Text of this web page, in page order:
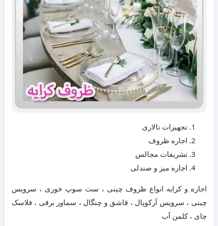
تجهیزات تالاری
اجاره ظروف
تشریفات مجالس
اجاره میز و صندلی
اجاره و کرایه انواع ظروف چینی ، ست سوپ خوری ، سرویس
چینی ، سرویس آرکوپال ، قاشق و چنگال ، سماور برقی ، فلاسک
چای ، کلمن آب